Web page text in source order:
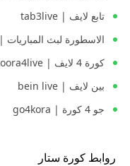
تابع لايف | tab3live
الاسطورة لبث المباريات | livehd7
كورة 4 لايف | koora4live
بين لايف | bein live
جو 4 كورة | go4kora
روابط كورة ستار